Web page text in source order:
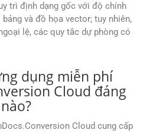
trì định dạng gốc với độ chính
và đồ họa vector; tuy nhiên,
lệ, các quy tắc dự phòng có
dụng miễn phí
Cloud đáng
Cloud cung cấp